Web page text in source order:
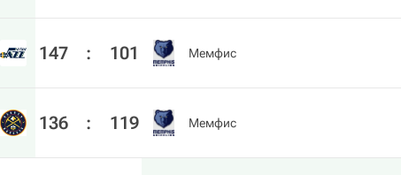
147 : 101 Мемфис
136 : 119 Мемфис